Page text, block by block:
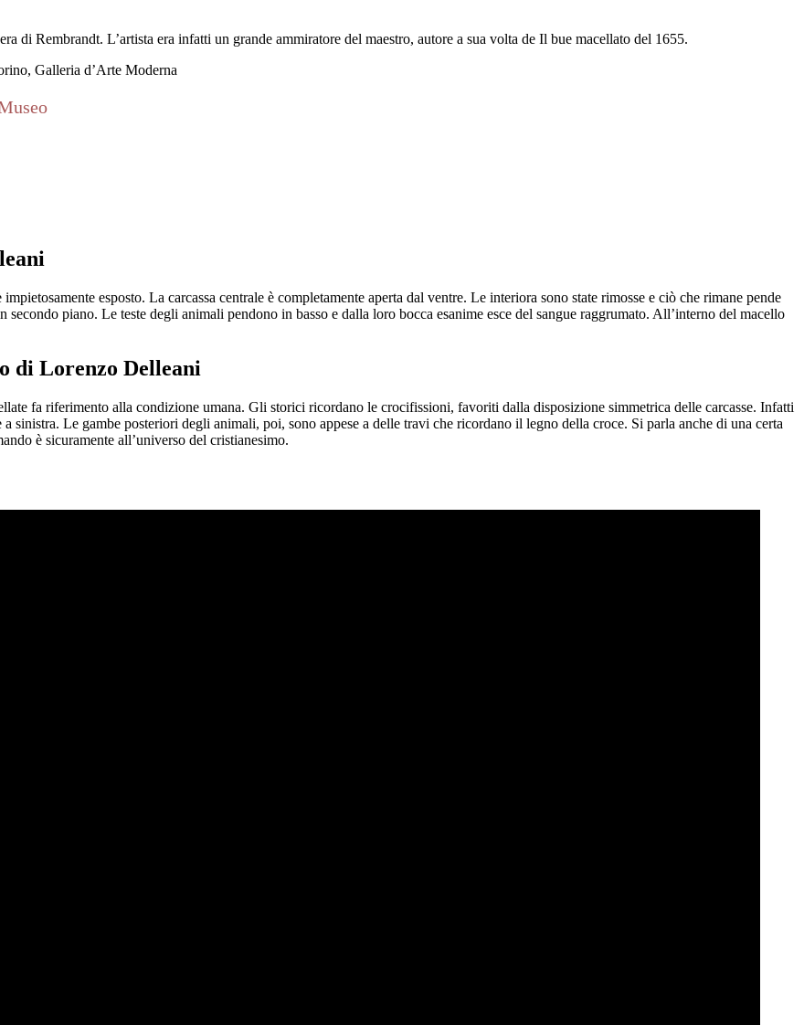
di Rembrandt. L’artista era infatti un grande ammiratore del maestro, autore a sua volta de Il bue macellato del 1655.
Galleria d’Arte Moderna
esposto. La carcassa centrale è completamente aperta dal ventre. Le interiora sono state rimosse e ciò che rimane pende
secondo piano. Le teste degli animali pendono in basso e dalla loro bocca esanime esce del sangue raggrumato. All’interno del macello
di Lorenzo Delleani
fa riferimento alla condizione umana. Gli storici ricordano le crocifissioni, favoriti dalla disposizione simmetrica delle carcasse. Infatti
sinistra. Le gambe posteriori degli animali, poi, sono appese a delle travi che ricordano il legno della croce. Si parla anche di una certa
è sicuramente all’universo del cristianesimo.